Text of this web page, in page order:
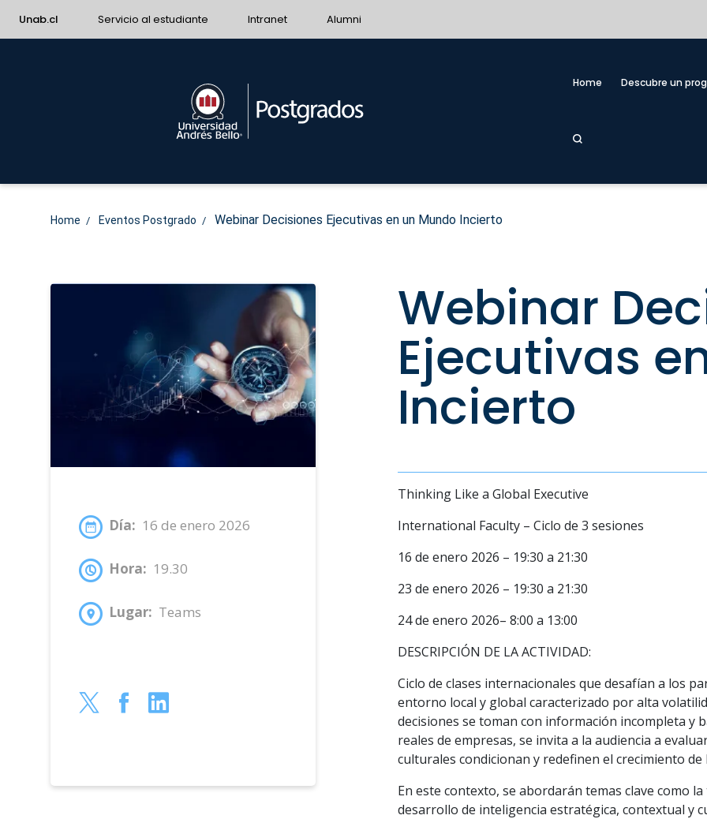
Unab.cl Servicio al estudiante Intranet Alumni
Home Descubre un
Home Eventos Postgrado Webinar Decisiones Ejecutivas en un Mundo Incierto
Día: 16 de enero 2026
Hora: 19.30
Lugar: Teams
Webinar
Ejecutivas
Incierto
Thinking Like a Global Executive
International Faculty – Ciclo de 3 sesiones
16 de enero 2026 – 19:30 a 21:30
23 de enero 2026 – 19:30 a 21:30
24 de enero 2026– 8:00 a 13:00
DESCRIPCIÓN DE LA ACTIVIDAD:
Ciclo de clases internacionales que desafían a los
entorno local y global caracterizado por alta
decisiones se toman con información incompleta y
reales de empresas, se invita a la audiencia a
culturales condicionan y redefinen el crecimiento de
En este contexto, se abordarán temas clave como
desarrollo de inteligencia estratégica, contextual y